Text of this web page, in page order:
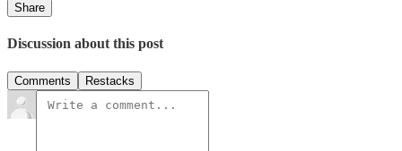
Share
Discussion about this post
Comments Restacks